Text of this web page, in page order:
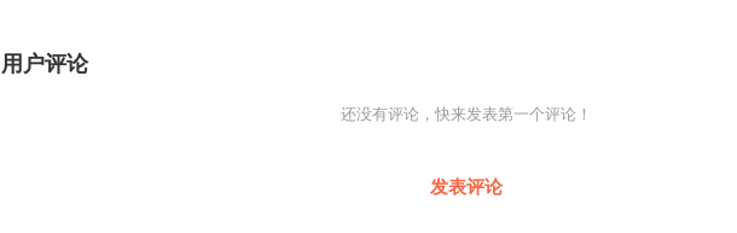
用户评论
还没有评论，快来发表第一个评论！
发表评论